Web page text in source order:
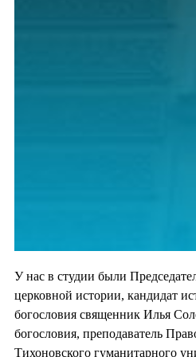
У нас в студии были
церковной истории, кандидат
богословия священник Илья
богословия, преподаватель
Тихоновского гуманитарного